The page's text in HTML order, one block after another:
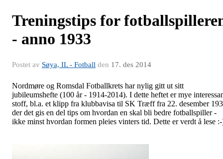
Treningstips for
- anno 1933
Postet av Søya, IL - Fotball den 17. des 2014
Nordmøre og Romsdal Fotballkrets har nylig gitt ut sitt
jubileumshefte (100 år - 1914-2014). I dette heftet er mye
stoff, bl.a. et klipp fra klubbavisa til SK Træff fra 22. desember
der det gis en del tips om hvordan en skal bli bedre fotballspiller -
ikke minst hvordan formen pleies vinters tid. Dette er verdt å lese